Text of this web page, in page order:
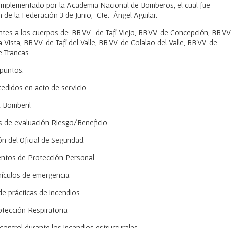
por la Academia Nacional de Bomberos, el cual fue
la Federación 3 de Junio, Cte. Ángel Aguilar.-
a los cuerpos de: BB.VV. de Tafí Viejo, BB.VV. de Concepción, BB.VV.
Vista, BB.VV. de Tafí del Valle, BB.VV. de Colalao del Valle, BB.VV. de
Trancas.
en acto de servicio
Bomberil
de evaluación Riesgo/Beneficio
del Oficial de Seguridad.
de Protección Personal.
de emergencia.
prácticas de incendios.
Respiratoria.